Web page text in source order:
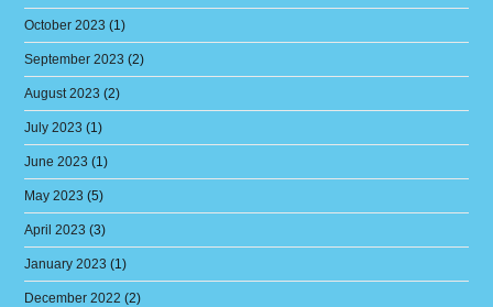
October 2023 (1)
September 2023 (2)
August 2023 (2)
July 2023 (1)
June 2023 (1)
May 2023 (5)
April 2023 (3)
January 2023 (1)
December 2022 (2)